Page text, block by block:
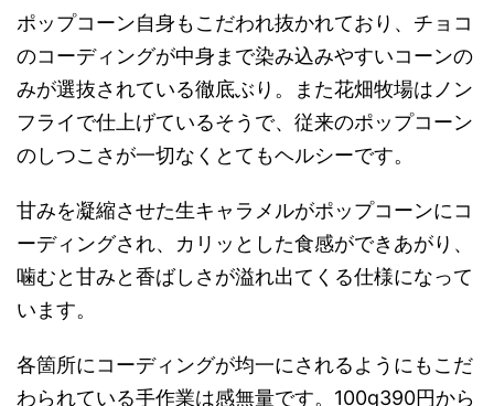
ポップコーン自身もこだわれ抜かれており、チョコ
のコーディングが中身まで染み込みやすいコーンの
みが選抜されている徹底ぶり。また花畑牧場はノン
フライで仕上げているそうで、従来のポップコーン
のしつこさが一切なくとてもヘルシーです。
甘みを凝縮させた生キャラメルがポップコーンにコ
ーディングされ、カリッとした食感ができあがり、
噛むと甘みと香ばしさが溢れ出てくる仕様になって
います。
各箇所にコーディングが均一にされるようにもこだ
わられている手作業は感無量です。100g390円から